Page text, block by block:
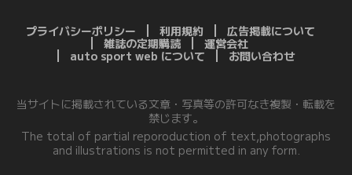
プライバシーポリシー 利用規約
広告掲載について
雑誌の定期購読
運営会社
auto sport web について
お問い合わせ
当サイトに掲載されている文章・写真等の許可なき複製・転載を
禁じます。
The total of partial reporoduction of text,photographs
and illustrations is not permitted in any form.